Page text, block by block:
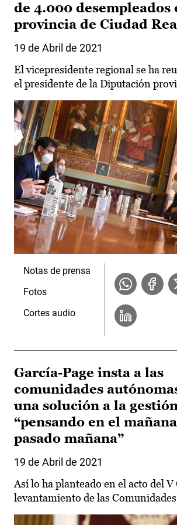
de 4.000 desempleados
provincia de Ciudad
19 de Abril de 2021
El vicepresidente regional se ha
el presidente de la Diputación
Notas de prensa
Fotos
Cortes audio
García-Page insta a las
comunidades
una solución a la
“pensando en el
pasado mañana”
19 de Abril de 2021
Así lo ha planteado en el acto del
levantamiento de las